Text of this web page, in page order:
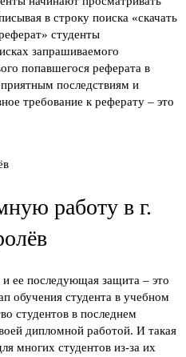
в строку поиска «скачать
студенты
запрашиваемого
попавшегося реферата в
последствиям и
требование к реферату – это
работу в г.
ее последующая защита – это
обучения студента в учебном
студентов в последнем
дипломной работой. И такая
многих студентов из-за их